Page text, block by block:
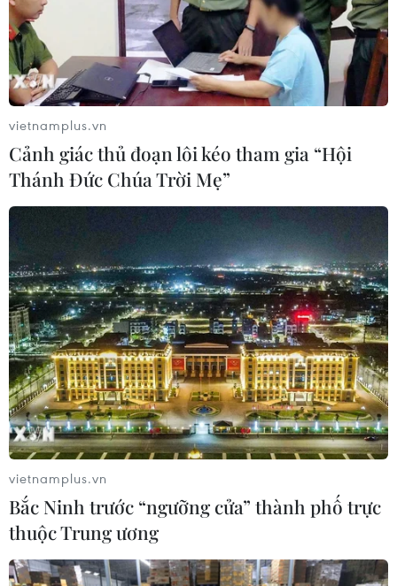
vietnamplus.vn
Cảnh giác thủ đoạn lôi kéo tham gia “Hội
Thánh Đức Chúa Trời Mẹ”
vietnamplus.vn
Bắc Ninh trước “ngưỡng cửa” thành phố trực
thuộc Trung ương